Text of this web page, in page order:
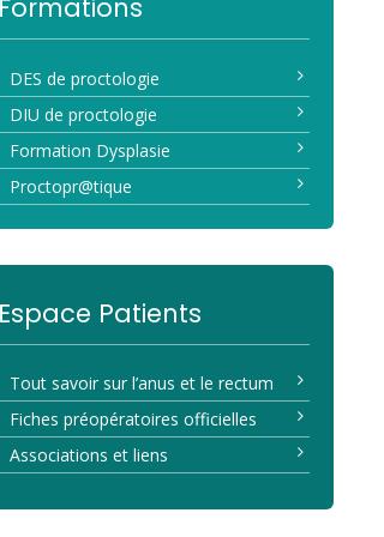
Formations
DES de proctologie
DIU de proctologie
Formation Dysplasie
Proctopr@tique
Espace Patients
Tout savoir sur l’anus et le rectum
Fiches préopératoires officielles
Associations et liens